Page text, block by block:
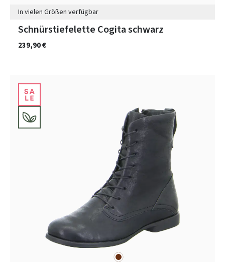
In vielen Größen verfügbar
Schnürstiefelette Cogita schwarz
239,90 €
braun